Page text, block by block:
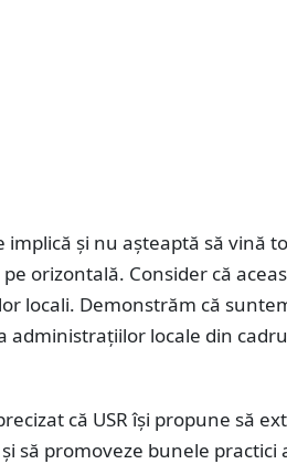
implică și nu așteaptă să vină
orizontală. Consider că
locali. Demonstrăm că
administrațiilor locale din
că USR își propune să
să promoveze bunele practici